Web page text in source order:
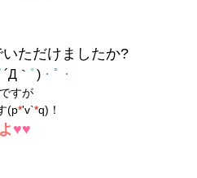
ただけましたか?
´Д｀ ﾟ) ・ﾟ・
すが
(p*'v`*q)！
♥♥